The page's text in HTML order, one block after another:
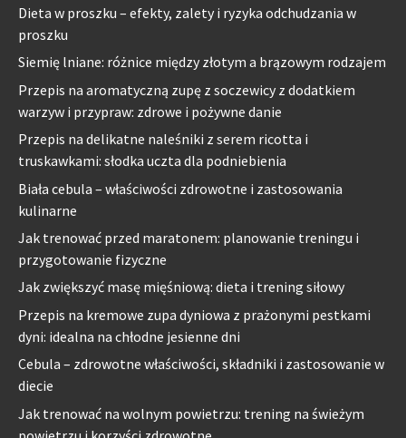
Dieta w proszku – efekty, zalety i ryzyka odchudzania w
proszku
Siemię lniane: różnice między złotym a brązowym rodzajem
Przepis na aromatyczną zupę z soczewicy z dodatkiem
warzyw i przypraw: zdrowe i pożywne danie
Przepis na delikatne naleśniki z serem ricotta i
truskawkami: słodka uczta dla podniebienia
Biała cebula – właściwości zdrowotne i zastosowania
kulinarne
Jak trenować przed maratonem: planowanie treningu i
przygotowanie fizyczne
Jak zwiększyć masę mięśniową: dieta i trening siłowy
Przepis na kremowe zupa dyniowa z prażonymi pestkami
dyni: idealna na chłodne jesienne dni
Cebula – zdrowotne właściwości, składniki i zastosowanie w
diecie
Jak trenować na wolnym powietrzu: trening na świeżym